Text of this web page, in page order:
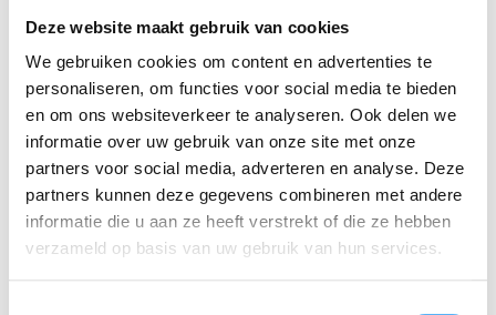
Deze website maakt gebruik van cookies
We gebruiken cookies om content en advertenties te
personaliseren, om functies voor social media te bieden
en om ons websiteverkeer te analyseren. Ook delen we
informatie over uw gebruik van onze site met onze
partners voor social media, adverteren en analyse. Deze
partners kunnen deze gegevens combineren met andere
informatie die u aan ze heeft verstrekt of die ze hebben
verzameld op basis van uw gebruik van hun services.
dreht oder verschiebt die Form nach der ersten
Einspritzung und fügt das zweite Material hinzu.
Ein praktisches Beispiel: Ein Schalter mit einem harten
strukturellen Kern aus PA und einem weichen TPE-
Griffflächen. Beide Bestandteile werden in einem Zyklus
hergestellt. Das vermeidet eine Montageetappe und
erhöht die Haftung zwischen den Werkstoffen im
Vergleich zu Klebstoffen oder Klemmverbindungen.
Bei Einlegeteilspritzgießen werden Metallkomponenten,